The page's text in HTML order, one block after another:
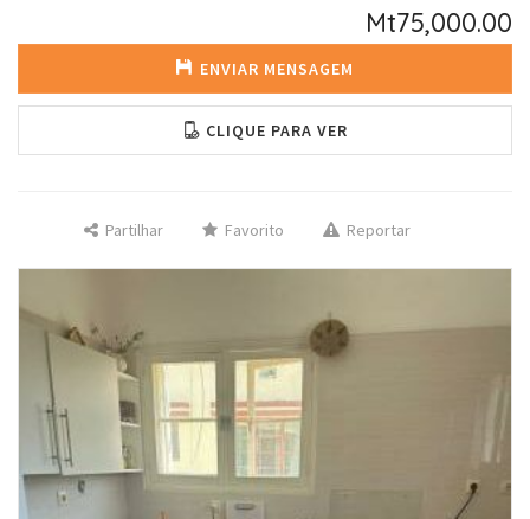
Mt75,000.00
ENVIAR MENSAGEM
CLIQUE PARA VER
Partilhar Favorito Reportar